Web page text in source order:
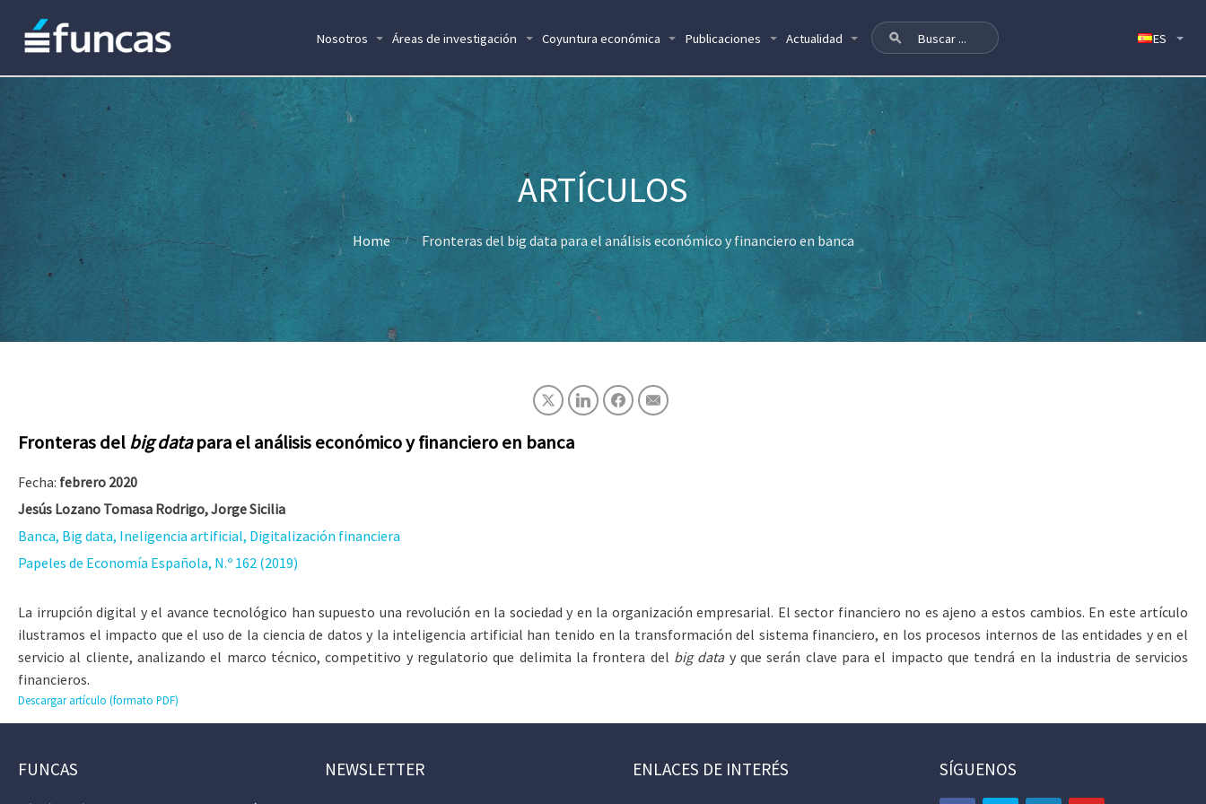
Nosotros Áreas de investigación Coyuntura económica Publicaciones Actualidad
Home Fronteras del big data para el análisis económico y financiero en banca
Fronteras delbig datapara el análisis económico y financiero en banca
Fecha: febrero 2020
Jesús Lozano Tomasa Rodrigo, Jorge Sicilia
Banca, Big data, Ineligencia artificial, Digitalización financiera
Papeles de Economía Española, N.º 162 (2019)
La irrupción digital y el avance tecnológico han supuesto una revolución en la sociedad y en la organización empresarial. El sector financiero no es ajeno a estos cambios. En este artículo
ilustramos el impacto que el uso de la ciencia de datos y la inteligencia artificial han tenido en la transformación del sistema financiero, en los procesos internos de las entidades y en el
servicio al cliente, analizando el marco técnico, competitivo y regulatorio que delimita la frontera del big datay que serán clave para el impacto que tendrá en la industria de servicios
financieros.
Descargar artículo (formato PDF)
FUNCAS NEWSLETTER ENLACES DE INTERÉS SÍGUENOS